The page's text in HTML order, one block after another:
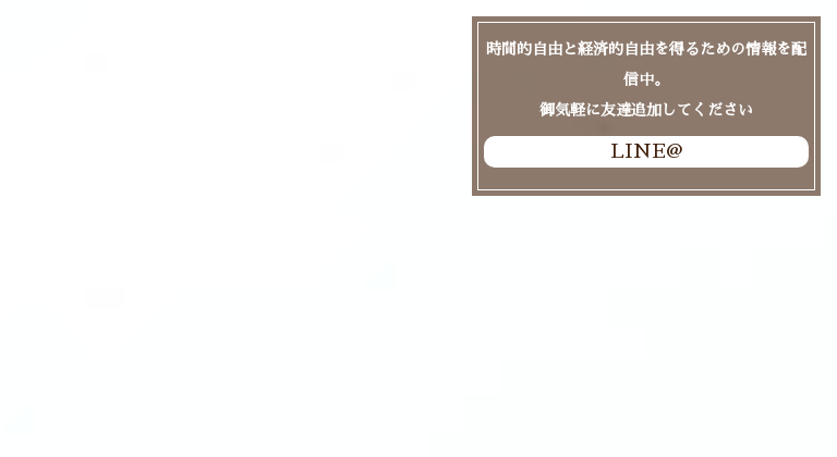
時間的自由と経済的自由を得るための情報を配
信中。
御気軽に友達追加してください
LINE@